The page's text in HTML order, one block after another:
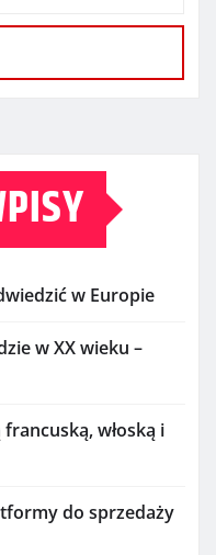
w Europie
w XX wieku –
włoską i
do sprzedaży